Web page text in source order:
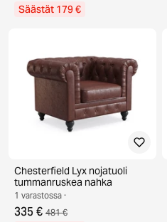
Säästät 179 €
Chesterfield Lyx nojatuoli
tummanruskea nahka
1 varastossa ·
335 € 481 €